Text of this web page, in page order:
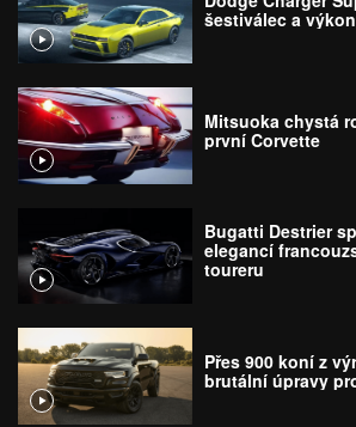
šestiválec a
Mitsuoka chystá
první Corvette
Bugatti Destrier
elegancí
toureru
Přes 900 koní z
brutální úpravy